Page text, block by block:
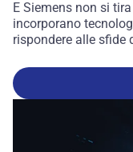
E Siemens non si
incorporano
rispondere alle sfide